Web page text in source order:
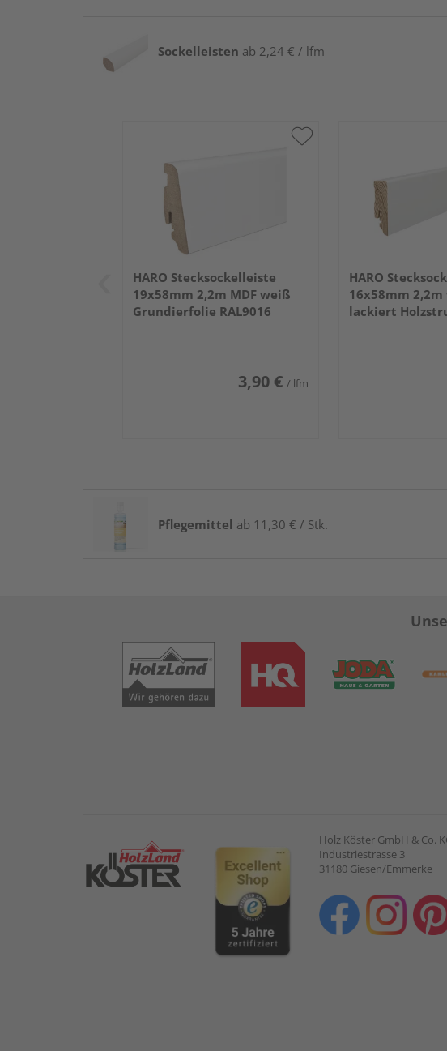
Sockelleisten ab 2,24 € / lfm
HARO Stecksockelleiste
19x58mm 2,2m MDF weiß
Grundierfolie RAL9016
3,90 € / lfm
HARO
16x58mm
lackiert
Pflegemittel ab 11,30 € / Stk.
Holz Köster GmbH & Co.
Industriestrasse 3
31180 Giesen/Emmerke